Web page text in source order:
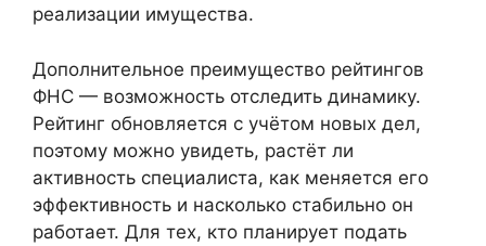
реализации имущества.
Дополнительное преимущество рейтингов
ФНС — возможность отследить динамику.
Рейтинг обновляется с учётом новых дел,
поэтому можно увидеть, растёт ли
активность специалиста, как меняется его
эффективность и насколько стабильно он
работает. Для тех, кто планирует подать